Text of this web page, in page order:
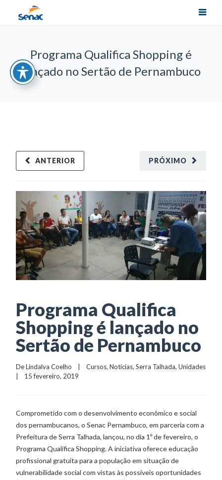
Programa Qualifica Shopping é
lançado no Sertão de Pernambuco
PRÓXIMO
ANTERIOR
Programa Qualifica
Shopping é lançado no
Sertão de Pernambuco
De Lindalva Coelho
    |
Cursos, Notícias, Serra Talhada, Unidades
|    15 fevereiro, 2019
Comprometido com o desenvolvimento econômico e social
dos pernambucanos, o Senac Pernambuco, em parceria com a
Prefeitura de Serra Talhada, lançou, no dia 1º de fevereiro, o
Programa Qualifica Shopping. A iniciativa oferece educação
profissional gratuita para a população em situação de
vulnerabilidade social com vistas às possíveis oportunidades